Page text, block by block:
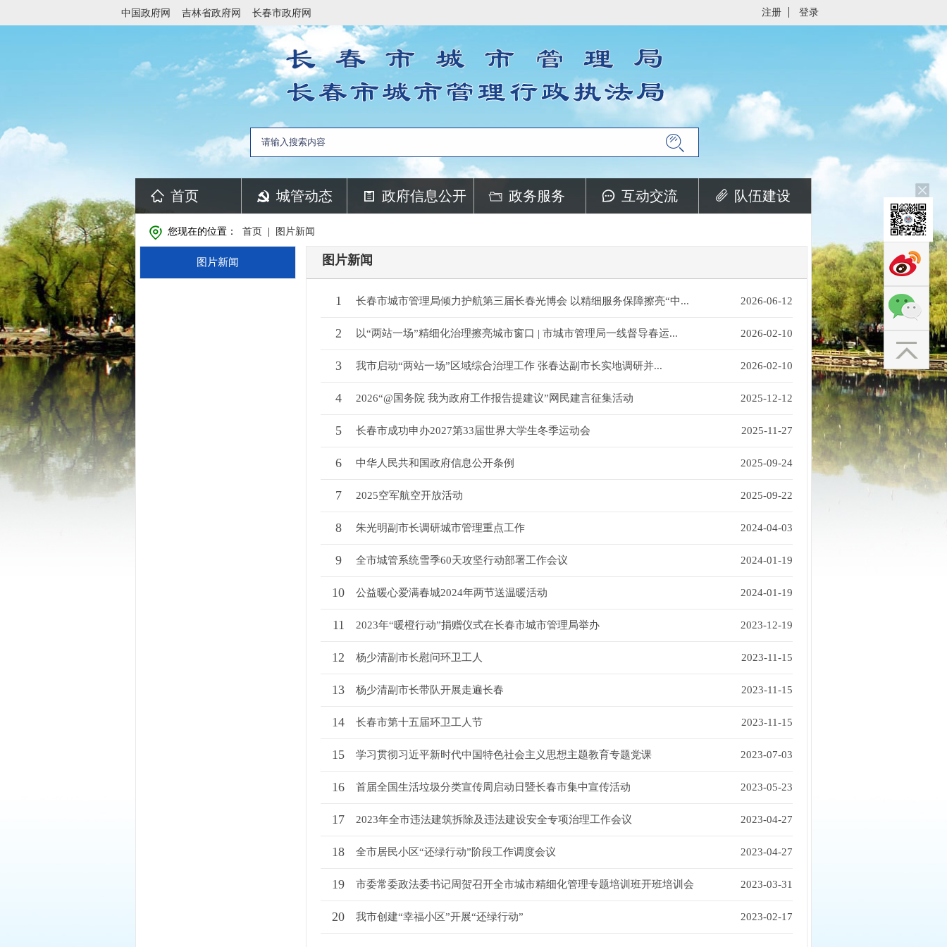
中国政府网 吉林省政府网 长春市政府网 注册 登录
首页 城管动态 政府信息公开 政务服务 互动交流 队伍建设
您现在的位置： 首页 图片新闻
图片新闻 图片新闻
1 长春市城市管理局倾力护航第三届长春光博会 以精细服务保障擦亮“中... 2026-06-12
2 以“两站一场”精细化治理擦亮城市窗口 | 市城市管理局一线督导春运... 2026-02-10
3 我市启动“两站一场”区域综合治理工作 张春达副市长实地调研并... 2026-02-10
4 2026“@国务院 我为政府工作报告提建议”网民建言征集活动 2025-12-12
5 长春市成功申办2027第33届世界大学生冬季运动会 2025-11-27
6 中华人民共和国政府信息公开条例 2025-09-24
7 2025空军航空开放活动 2025-09-22
8 朱光明副市长调研城市管理重点工作 2024-04-03
9 全市城管系统雪季60天攻坚行动部署工作会议 2024-01-19
10 公益暖心爱满春城2024年两节送温暖活动 2024-01-19
11 2023年“暖橙行动”捐赠仪式在长春市城市管理局举办 2023-12-19
12 杨少清副市长慰问环卫工人 2023-11-15
13 杨少清副市长带队开展走遍长春 2023-11-15
14 长春市第十五届环卫工人节 2023-11-15
15 学习贯彻习近平新时代中国特色社会主义思想主题教育专题党课 2023-07-03
16 首届全国生活垃圾分类宣传周启动日暨长春市集中宣传活动 2023-05-23
17 2023年全市违法建筑拆除及违法建设安全专项治理工作会议 2023-04-27
18 全市居民小区“还绿行动”阶段工作调度会议 2023-04-27
19 市委常委政法委书记周贺召开全市城市精细化管理专题培训班开班培训会 2023-03-31
20 我市创建“幸福小区”开展“还绿行动” 2023-02-17